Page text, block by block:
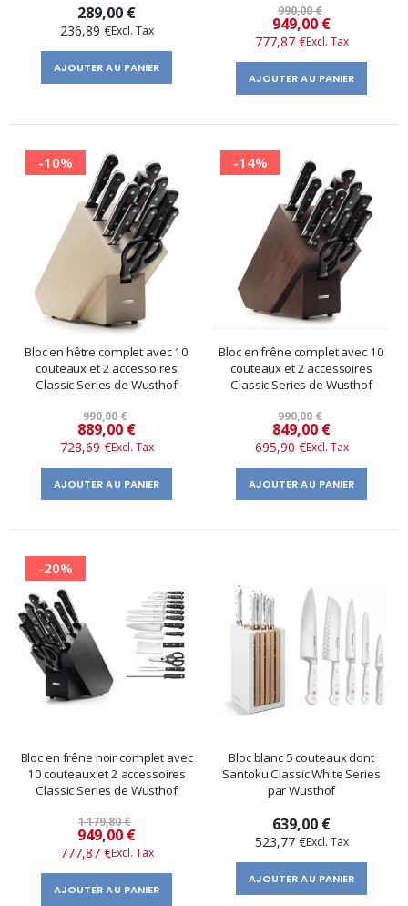
289,00 €
236,89 €
AJOUTER AU PANIER
990,00 €
Prix
spécial
949,00 €
777,87 €
AJOUTER AU PANIER
-10%
Bloc en hêtre complet avec 10
couteaux et 2 accessoires
Classic Series de Wusthof
990,00 €
Prix
spécial
889,00 €
728,69 €
AJOUTER AU PANIER
-14%
Bloc en frêne complet avec 10
couteaux et 2 accessoires
Classic Series de Wusthof
990,00 €
Prix
spécial
849,00 €
695,90 €
AJOUTER AU PANIER
-20%
Bloc en frêne noir complet avec
10 couteaux et 2 accessoires
Classic Series de Wusthof
1 179,80 €
Prix
spécial
949,00 €
777,87 €
AJOUTER AU PANIER
Bloc blanc 5 couteaux dont
Santoku Classic White Series
par Wusthof
639,00 €
523,77 €
AJOUTER AU PANIER